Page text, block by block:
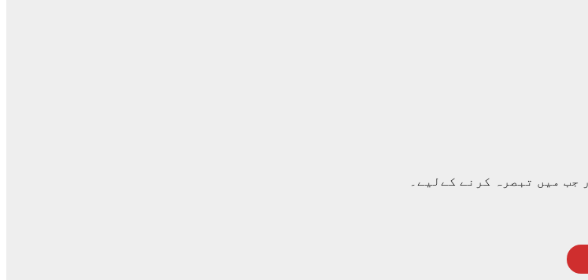
میں تبصرہ کرنے کےلیے۔